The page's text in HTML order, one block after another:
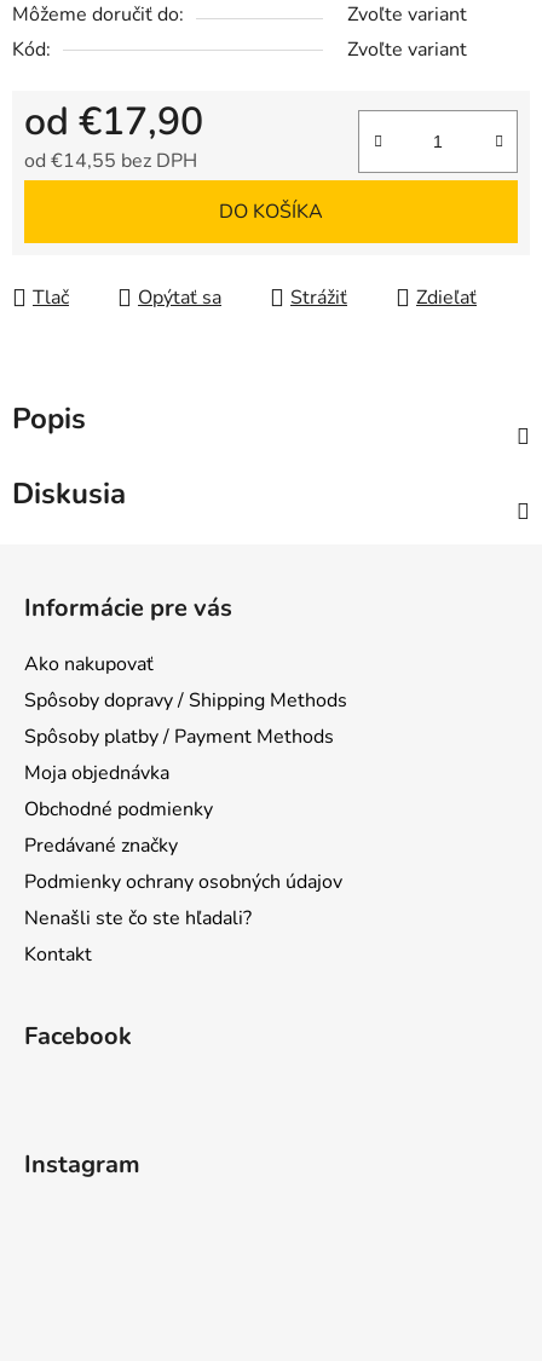
Môžeme doručiť do:
Zvoľte variant
Kód:
Zvoľte variant
od €17,90
od €14,55 bez DPH
DO KOŠÍKA
Tlač Opýtať sa Strážiť Zdieľať
Popis
Diskusia
Informácie pre vás
Ako nakupovať
Spôsoby dopravy / Shipping Methods
Spôsoby platby / Payment Methods
Moja objednávka
Obchodné podmienky
Predávané značky
Podmienky ochrany osobných údajov
Nenašli ste čo ste hľadali?
Kontakt
Facebook
Instagram